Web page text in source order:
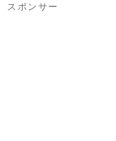
スポンサー